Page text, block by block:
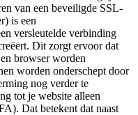
van een beveiligde SSL-
is een
versleutelde verbinding
Dit zorgt ervoor dat
browser worden
worden onderschept door
nog verder te
tot je website alleen
Dat betekent dat naast